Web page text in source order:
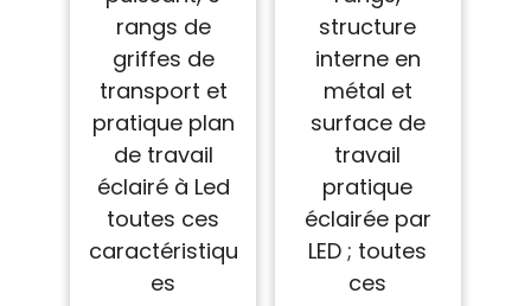
rangs de
griffes de
transport et
pratique plan
de travail
éclairé à Led
toutes ces
caractéristiqu
es
structure
interne en
métal et
surface de
travail
pratique
éclairée par
LED ; toutes
ces